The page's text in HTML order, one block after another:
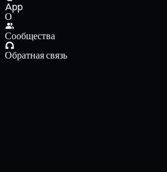
App
О
Сообщества
Обратная связь